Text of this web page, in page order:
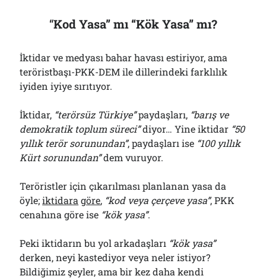
“Kod Yasa” mı “Kök Yasa” mı?
İktidar ve medyası bahar havası estiriyor, ama
teröristbaşı-PKK-DEM ile dillerindeki farklılık
iyiden iyiye sırıtıyor.
İktidar, “terörsüz Türkiye”paydaşları, “barış ve
demokratik toplum süreci”diyor… Yine iktidar “50
yıllık terör sorunundan”, paydaşları ise “100 yıllık
Kürt sorunundan”dem vuruyor.
Teröristler için çıkarılması planlanan yasa da
öyle;iktidara göre, “kod veya çerçeve yasa”, PKK
cenahına göre ise “kök yasa”.
Peki iktidarın bu yol arkadaşları “kök yasa”
derken, neyi kastediyor veya neler istiyor?
Bildiğimiz şeyler, ama bir kez daha kendi